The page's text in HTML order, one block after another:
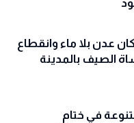
عدن بلا ماء وانقطاع
الصيف بالمدينة
في ختام